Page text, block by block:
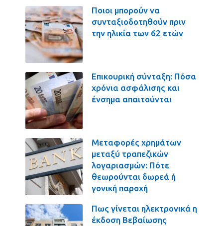
Ποιοι μπορούν να
συνταξιοδοτηθούν πριν
την ηλικία των 62 ετών
Επικουρική σύνταξη: Πόσα
χρόνια ασφάλισης και
ένσημα απαιτούνται
Μεταφορές χρημάτων
μεταξύ τραπεζικών
λογαριασμών: Πότε
θεωρούνται δωρεά ή
γονική παροχή
Πως γίνεται ηλεκτρονικά η
έκδοση Βεβαίωσης